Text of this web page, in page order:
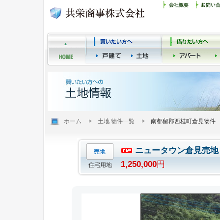
ホーム 土地 物件一覧 南都留郡西桂町倉見物件
住宅用地
ニュータウン倉見
1,250,000円